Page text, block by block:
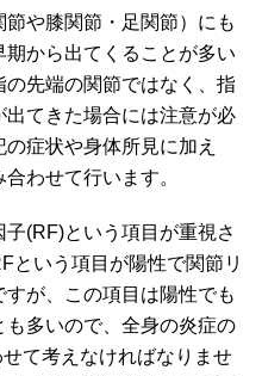
節や膝関節・足関節）にも
から出てくることが多い
先端の関節ではなく、指
てきた場合には注意が必
症状や身体所見に加え
わせて行います。
(RF)という項目が重視さ
という項目が陽性で関節リ
が、この項目は陽性でも
多いので、全身の炎症の
て考えなければなりませ